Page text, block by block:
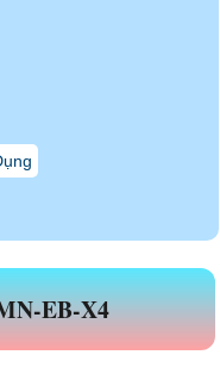
EB-X4